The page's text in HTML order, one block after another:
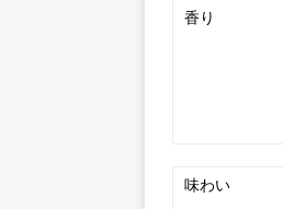
香り
味わい